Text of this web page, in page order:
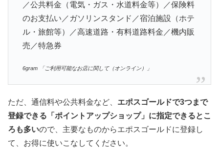
／公共料金（電気・ガス・水道料金等）／保険料
のお支払い／ガソリンスタンド／宿泊施設（ホテ
ル・旅館等）／高速道路・有料道路料金／機内販
売／特急券
6gram 「ご利用可能なお店に関して（オンライン）」
ただ、通信料や公共料金など、 エポスゴールドで3つまで
登録できる「ポイントアップショップ」に指定できるとこ
ろも多いので、主要なものからエポスゴールドに登録し
て、お得に使いこなしてください。